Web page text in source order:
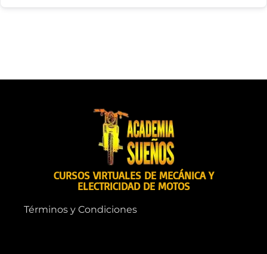
CURSOS VIRTUALES DE MECÁNICA Y
ELECTRICIDAD DE MOTOS
Términos y Condiciones